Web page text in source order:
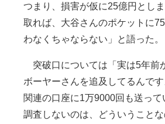
つまり、損害が仮に25億円とし
取れば、大谷さんのポケットに
わなくちゃならない」と語った。
突破口については「実は5年前
ボーヤーさんを追及してるんです
関連の口座に1万9000回も送っ
調査しないのは、どういうこと